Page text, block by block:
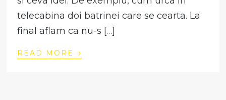
telecabina doi batrinei care se cearta. La
final aflam ca nu-s […]
READ MORE ›